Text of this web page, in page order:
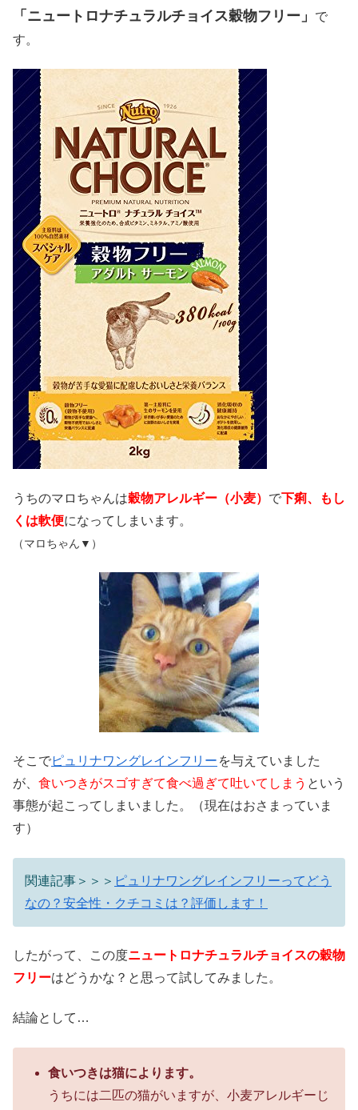
「ニュートロナチュラルチョイス穀物フリー」
で
す。
うちのマロちゃんは穀物アレルギー（小麦） で下痢、もし
くは軟便になってしまいます。
（マロちゃん▼）
そこでピュリナワングレインフリー を与えていました
が、 食いつきがスゴすぎて食べ過ぎて吐いてしまう という
事態が起こってしまいました。（現在はおさまっていま
す）
関連記事＞＞＞ ピュリナワングレインフリーってどう
なの？安全性・クチコミは？評価します！
したがって、この度ニュートロナチュラルチョイスの穀物
フリーはどうかな？と思って試してみました。
結論として…
食いつきは猫によります。
うちには二匹の猫がいますが、小麦アレルギーじ